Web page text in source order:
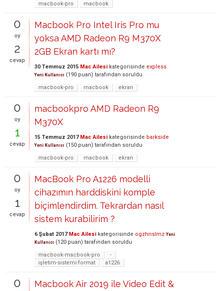
macbook-pro
macbook
0
oy
2
cevap
Macbook Pro Intel Iris Pro mu
yoksa AMD Radeon R9 M370X
2GB Ekran kartı mı?
30 Temmuz 2015 Mac Ailesi kategorisinde expless
Yeni Kullanıcı (190 puan) tarafından soruldu
macbook-pro
macbook ekran
0
oy
1
cevap
macbookpro AMD Radeon R9
M370X
15 Temmuz 2017 Mac Ailesi kategorisinde barkside
Yeni Kullanıcı (150 puan) tarafından soruldu
macbook-pro
macbook ekran
0
oy
1
cevap
MacBook Pro A1226 modelli
cihazımın harddiskini komple
biçimlendirdim. Tekrardan nasıl
sistem kurabilirim ?
6 Şubat 2017 Mac Ailesi kategorisinde ogzhnslmz Yeni
Kullanıcı (120 puan) tarafından soruldu
macbook-macbook-pro
-
işletim-sistemi-format
a1226
0
Macbook Air 2019 ile Video Edit &